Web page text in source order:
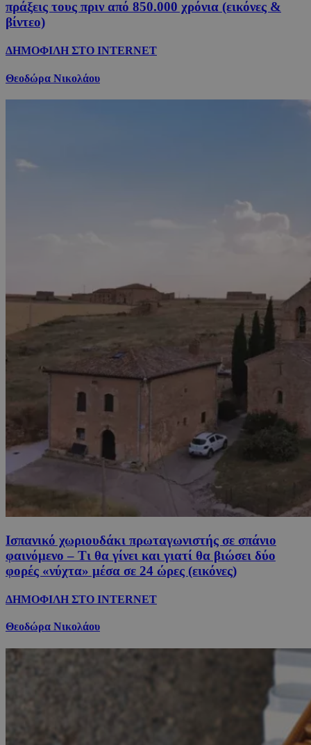
πράξεις τους πριν από 850.000 χρόνια (εικόνες &
βίντεο)
ΔΗΜΟΦΙΛΗ ΣΤΟ INTERNET
Θεοδώρα Νικολάου
Ισπανικό χωριουδάκι πρωταγωνιστής σε σπάνιο
φαινόμενο – Τι θα γίνει και γιατί θα βιώσει δύο
φορές «νύχτα» μέσα σε 24 ώρες (εικόνες)
ΔΗΜΟΦΙΛΗ ΣΤΟ INTERNET
Θεοδώρα Νικολάου